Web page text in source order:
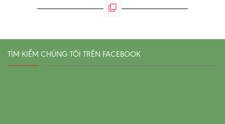
TÌM KIẾM CHÚNG TÔI TRÊN FACEBOOK